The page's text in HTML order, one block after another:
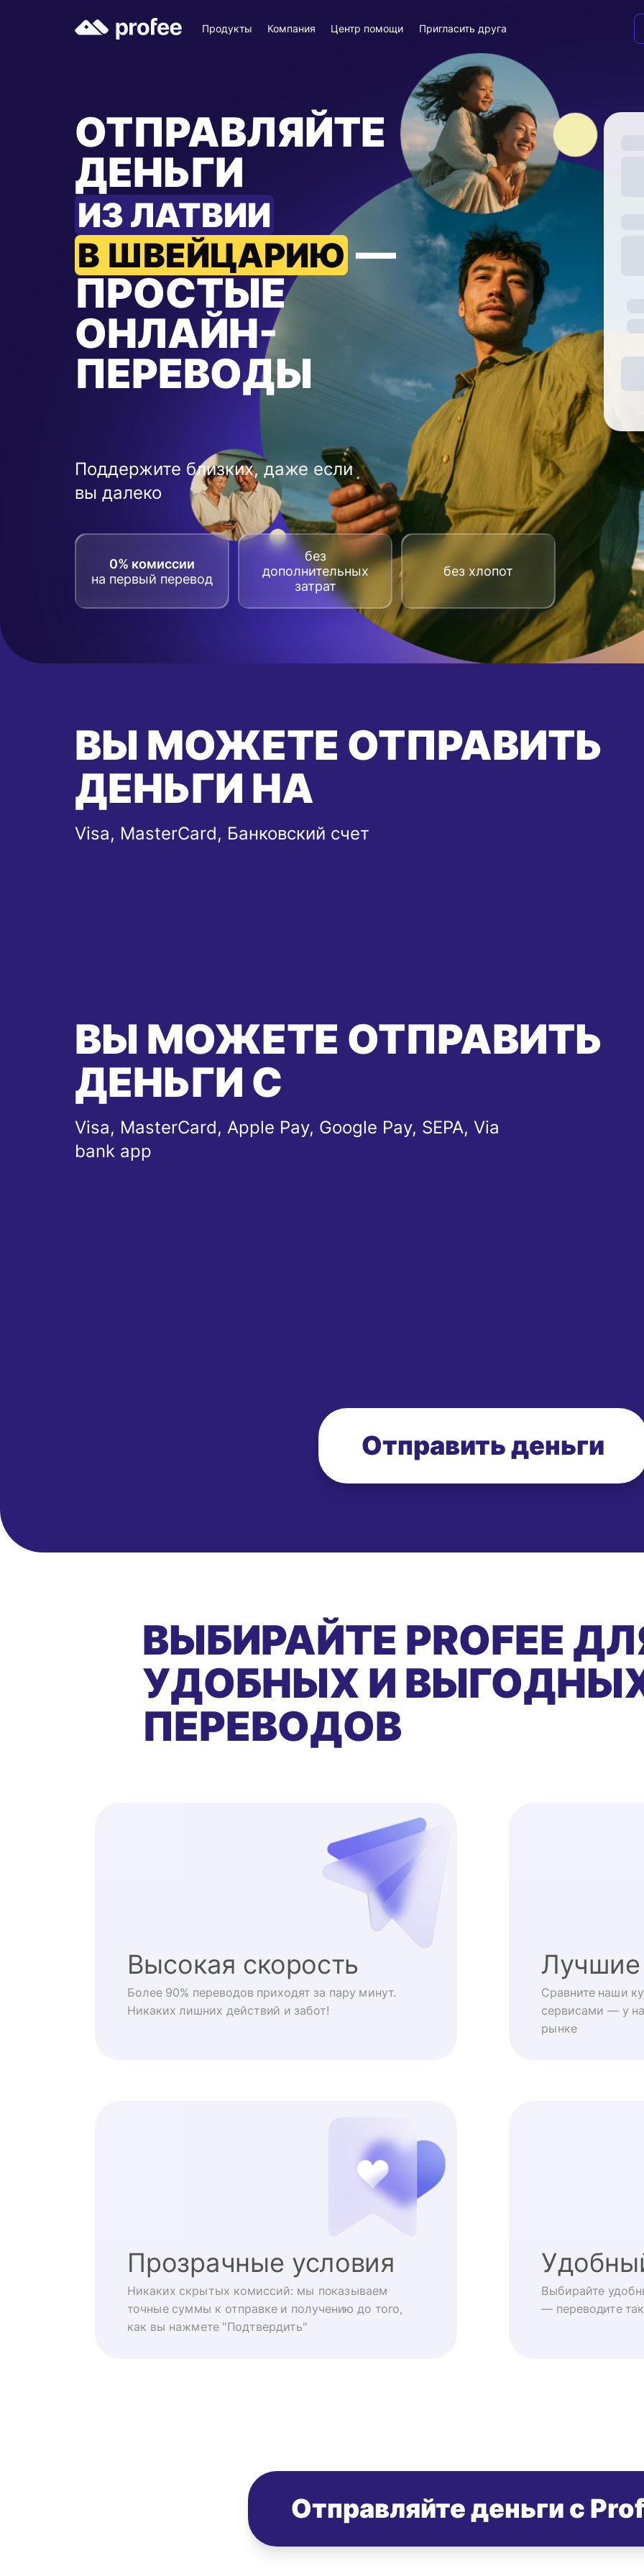
Продукты Компания Центр помощи Пригласить друга
ОТПРАВЛЯЙТЕ
ДЕНЬГИ
ИЗ ЛАТВИИ
В ШВЕЙЦАРИЮ —
ПРОСТЫЕ
ОНЛАЙН-
ПЕРЕВОДЫ
Поддержите близких, даже если
вы далеко
0% комиссии
на первый перевод
без
дополнительных
затрат
без хлопот
ВЫ МОЖЕТЕ ОТПРАВИТЬ
ДЕНЬГИ НА
Visa, MasterCard, Банковский счет
ВЫ МОЖЕТЕ ОТПРАВИТЬ
ДЕНЬГИ С
Visa, MasterCard, Apple Pay, Google Pay, SEPA, Via
bank app
Отправить деньги
ВЫБИРАЙТЕ PROFEE
УДОБНЫХ И
ПЕРЕВОДОВ
Высокая скорость
Более 90% переводов приходят за пару минут.
Никаких лишних действий и забот!
Сравните наши
сервисами — у
рынке
Прозрачные условия
Никаких скрытых комиссий: мы показываем
точные суммы к отправке и получению до того,
как вы нажмете "Подтвердить"
Выбирайте
— переводите
Отправляйте деньги с